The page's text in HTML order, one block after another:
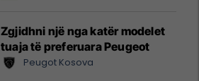
Zgjidhni një nga katër modelet
tuaja të preferuara Peugeot
Peugot Kosova